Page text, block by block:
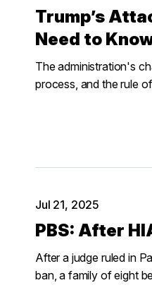
Trump’s
Need to
The administration's
process, and the rule
Jul 21, 2025
PBS: After
After a judge ruled in
ban, a family of eight